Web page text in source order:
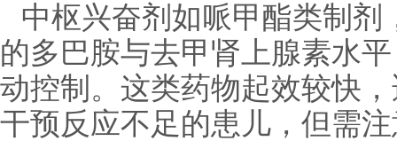
中枢兴奋剂如哌甲酯类制
的多巴胺与去甲肾上腺素水
动控制。这类药物起效较快
干预反应不足的患儿，但需